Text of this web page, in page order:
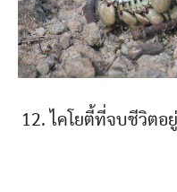
12. ไคโยตี้ที่จบชีวิตอ